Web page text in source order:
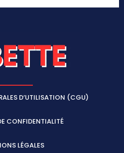
D’UTILISATION (CGU)
CONFIDENTIALITÉ
LÉGALES